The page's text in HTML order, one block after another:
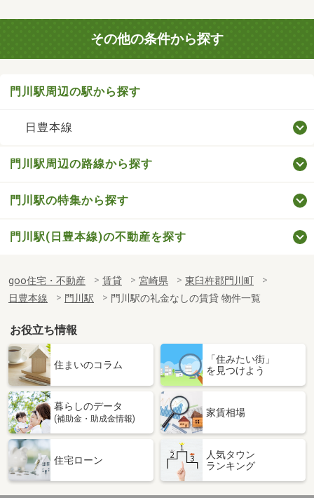
その他の条件から探す
門川駅周辺の駅から探す
日豊本線
門川駅周辺の路線から探す
門川駅の特集から探す
門川駅(日豊本線)の不動産を探す
goo住宅・不動産 賃貸 宮崎県
東臼杵郡門川町
日豊本線
門川駅 門川駅の礼金なしの賃貸 物件一覧
お役立ち情報
住まいのコラム
「住みたい街」
を見つけよう
暮らしのデータ
(補助金・助成金情報)
家賃相場
住宅ローン
人気タウン
ランキング